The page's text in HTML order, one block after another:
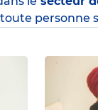
personne